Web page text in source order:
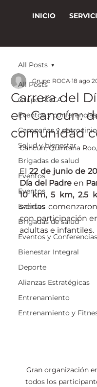
INICIO
All Posts
Grupo ROCA
Eventos y conferencias
Campañas y
Salud y bienestar
Brigadas de salud
Eventos
Eventos
Eventos
Brigadas de salud
Eventos y Conferencias
Bienestar Integral
Deporte
Alianzas Estratégicas
Entrenamiento
Entrenamiento y
All Posts
Carrera del
en Cancún:
comunidad
Grupo ROCA 18 ago
Cancún, Quintana
El 22 de junio de
Día del Padre en
10 km, 5 km, 2.5
salidas
con participación
adultas e infantiles.
Gran organización
todos los